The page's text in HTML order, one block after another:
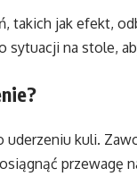
takich jak efekt,
na stole,
kuli.
przewagę